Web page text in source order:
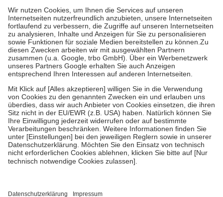
höchstens zehn Euro.
Es sind jedoch nie mehr als die tatsächlichen
Kosten der Leistung zu entrichten.
Diese Regeln gelten grundsätzlich auch für Online-Apotheken.
Bei Heilmitteln und häuslicher Krankenpflege beträgt die
Zuzahlung zehn Prozent der Kosten sowie zehn Euro je
Verordnung.
Um das Engagement der Versicherten für ihre eigene Gesundheit zu
stärken und die besondere Stellung der Familie zu unterstützen,
fallenkeine Zuzahlungenan bei:
• Kindern und Jugendlichen bis zum vollendeten 18. Lebensjahr
mit Ausnahme der Fahrkosten
• Untersuchungen zur Vorsorge und Früherkennung, die von der
GKV getragen werden
• empfohlenen Schutzimpfungen
• Harn- und Blutteststreifen
getroffen, um sicherzustellen, dass es sich um echte Bewertungen